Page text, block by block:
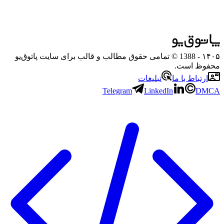
۱۴۰۵
- 1388 © تمامی حقوق مطالب و قالب برای سایت پاتوق‌یو
محفوظ است.
ارتباط با ما
تبلیغات
Telegram
LinkedIn DMCA